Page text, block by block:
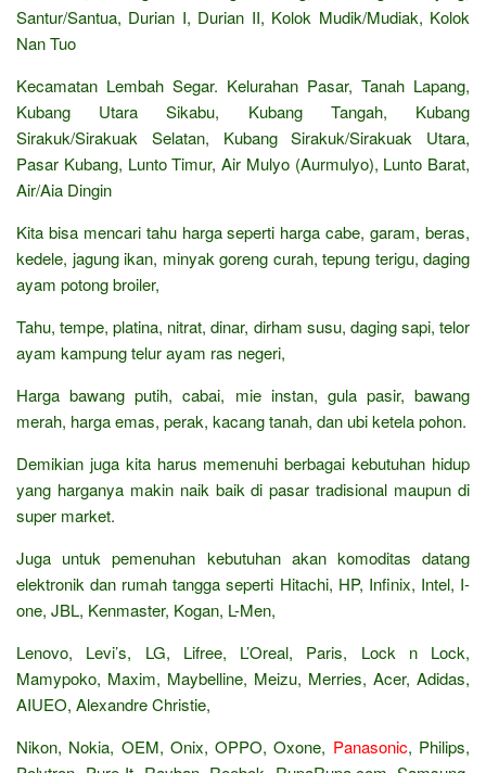
Santur/Santua, Durian I, Durian II, Kolok Mudik/Mudiak, Kolok
Nan Tuo
Kecamatan Lembah Segar. Kelurahan Pasar, Tanah Lapang,
Kubang Utara Sikabu, Kubang Tangah, Kubang
Sirakuk/Sirakuak Selatan, Kubang Sirakuk/Sirakuak Utara,
Pasar Kubang, Lunto Timur, Air Mulyo (Aurmulyo), Lunto Barat,
Air/Aia Dingin
Kita bisa mencari tahu harga seperti harga cabe, garam, beras,
kedele, jagung ikan, minyak goreng curah, tepung terigu, daging
ayam potong broiler,
Tahu, tempe, platina, nitrat, dinar, dirham susu, daging sapi, telor
ayam kampung telur ayam ras negeri,
Harga bawang putih, cabai, mie instan, gula pasir, bawang
merah, harga emas, perak, kacang tanah, dan ubi ketela pohon.
Demikian juga kita harus memenuhi berbagai kebutuhan hidup
yang harganya makin naik baik di pasar tradisional maupun di
super market.
Juga untuk pemenuhan kebutuhan akan komoditas datang
elektronik dan rumah tangga seperti Hitachi, HP, Infinix, Intel, I-
one, JBL, Kenmaster, Kogan, L-Men,
Lenovo, Levi’s, LG, Lifree, L’Oreal, Paris, Lock n Lock,
Mamypoko, Maxim, Maybelline, Meizu, Merries, Acer, Adidas,
AIUEO, Alexandre Christie,
Nikon, Nokia, OEM, Onix, OPPO, Oxone, Panasonic, Philips,